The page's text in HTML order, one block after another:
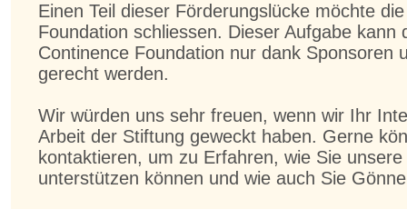
Einen Teil dieser Förderungslücke möchte
Foundation schliessen. Dieser Aufgabe kann
Continence Foundation nur dank Sponsoren
gerecht werden.
Wir würden uns sehr freuen, wenn wir Ihr
Arbeit der Stiftung geweckt haben. Gerne
kontaktieren, um zu Erfahren, wie Sie unsere
unterstützen können und wie auch Sie